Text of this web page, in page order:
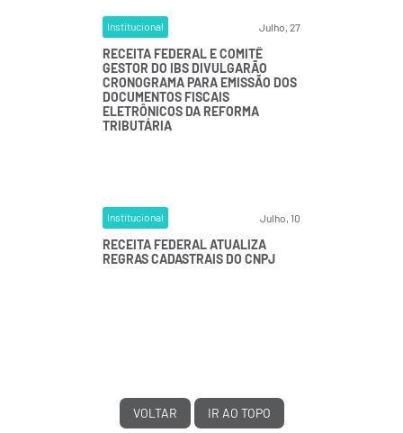
Institucional Julho, 27
RECEITA FEDERAL E COMITÊ
GESTOR DO IBS DIVULGARÃO
CRONOGRAMA PARA EMISSÃO DOS
DOCUMENTOS FISCAIS
ELETRÔNICOS DA REFORMA
TRIBUTÁRIA
Institucional Julho, 10
RECEITA FEDERAL ATUALIZA
REGRAS CADASTRAIS DO CNPJ
VOLTAR IR AO TOPO